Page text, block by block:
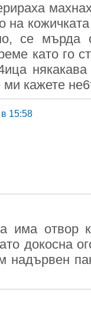
се мърда
като го
кажете
15:58
има
докосна
надървен